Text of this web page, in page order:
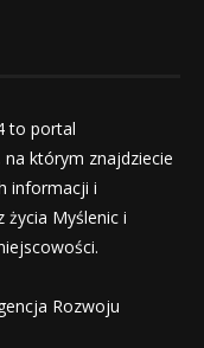
to portal
którym znajdziecie
informacji i
życia Myślenic i
Rozwoju